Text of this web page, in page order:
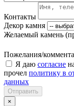
Контакты
Декор камня
Желаемый камень
Пожелания/
Я даю согласие
прочел политику в
данных
Отправить
×